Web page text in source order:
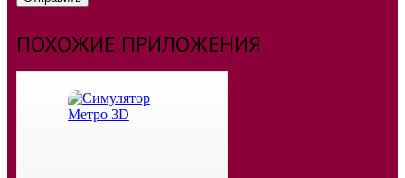
ПОХОЖИЕ ПРИЛОЖЕНИЯ